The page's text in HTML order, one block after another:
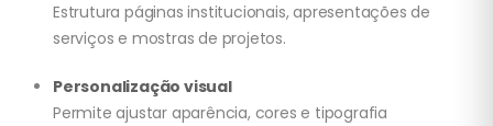
Estrutura páginas institucionais, apresentações de
serviços e mostras de projetos.
Personalização visual
Permite ajustar aparência, cores e tipografia